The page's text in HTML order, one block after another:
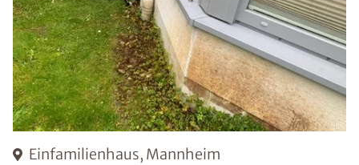
Einfamilienhaus, Mannheim